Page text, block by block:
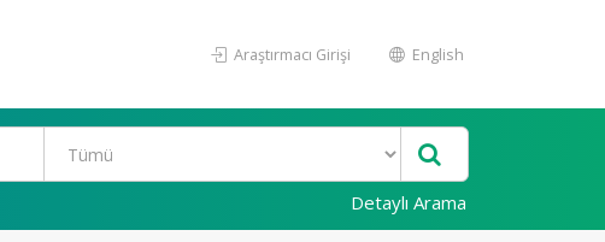
Araştırmacı Girişi English
Detaylı Arama